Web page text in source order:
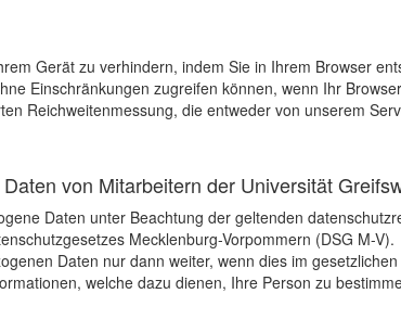
Gerät zu verhindern, indem Sie in Ihrem Browser
Einschränkungen zugreifen können, wenn Ihr
Reichweitenmessung, die entweder von unserem
von Mitarbeitern der Universität
Daten unter Beachtung der geltenden
Mecklenburg-Vorpommern (DSG M-V).
Daten nur dann weiter, wenn dies im
welche dazu dienen, Ihre Person zu